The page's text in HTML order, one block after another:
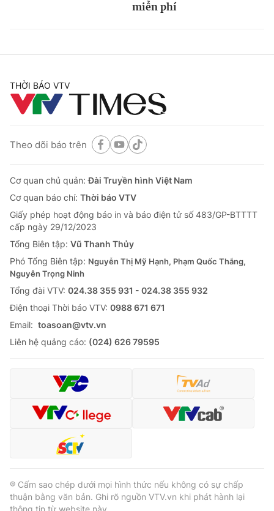
miễn phí
THỜI BÁO VTV
Theo dõi báo trên
Cơ quan chủ quản:Đài Truyền hình Việt Nam
Cơ quan báo chí: Thời báo VTV
Giấy phép hoạt động báo in và báo điện tử số 483/GP-BTTTT
cấp ngày 29/12/2023
Tổng Biên tập: Vũ Thanh Thủy
Phó Tổng Biên tập: Nguyễn Thị Mỹ Hạnh, Phạm Quốc Thắng,
Nguyễn Trọng Ninh
Tổng đài VTV: 024.38 355 931 - 024.38 355 932
Ðiện thoại Thời báo VTV: 0988 671 671
Email: toasoan@vtv.vn
Liên hệ quảng cáo: (024) 626 79595
® Cấm sao chép dưới mọi hình thức nếu không có sự chấp
thuận bằng văn bản. Ghi rõ nguồn VTV.vn khi phát hành lại